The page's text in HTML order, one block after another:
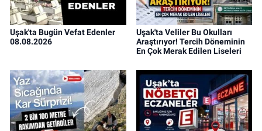
Uşak'ta Bugün Vefat Edenler
08.08.2026
Uşak'ta Veliler Bu Okulları
Araştırıyor! Tercih Döneminin
En Çok Merak Edilen Liseleri